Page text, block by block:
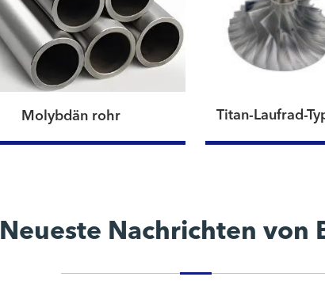
Molybdän rohr Titan-Laufrad-
Neueste Nachrichten von